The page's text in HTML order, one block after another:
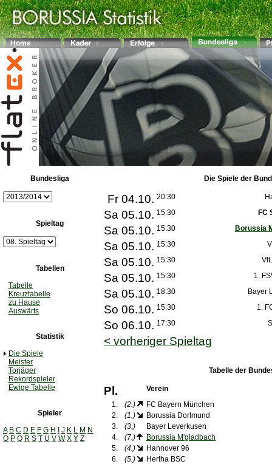
Bundesliga
Spieltag
Tabellen
Tabelle
Kreuztabelle
zu Hause
Auswärts
Statistik
Die Spiele
Meister
Torjäger
Rekordspieler
Ewige Tabelle
Spieler
A B C D E F G H J K L M N
O P Q R S T U V W X Y Z
Die Spiele der
Fr 04.10. 20:30
Sa 05.10. 15:30 FC
Sa 05.10. 15:30 Borussia
Sa 05.10. 15:30
Sa 05.10. 15:30
Sa 05.10. 15:30 1.
Sa 05.10. 18:30 Bayer
So 06.10. 15:30 1.
So 06.10. 17:30
< vorheriger Spieltag
Tabelle der
Pl.
Verein
1.
(2.)
FC Bayern München
2.
(1.)
Borussia Dortmund
3.
(3.)
Bayer Leverkusen
4.
(7.)
Borussia M'gladbach
5.
(4.)
Hannover 96
6.
(5.)
Hertha BSC